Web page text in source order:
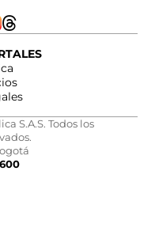
S.A.S. Todos los